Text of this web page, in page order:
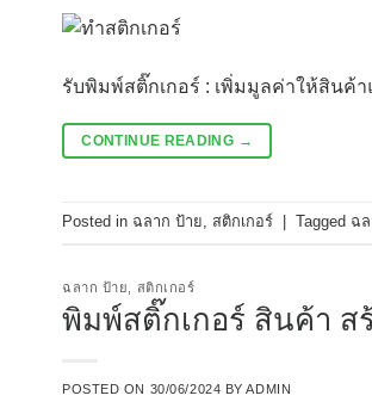
รับพิมพ์สติ๊กเกอร์ : เพิ่มมูลค่าให้สินค้า
CONTINUE READING →
Posted in ฉลาก ป้าย, สติกเกอร์ Tagged ฉ
ฉลาก ป้าย สติกเกอร์
พิมพ์สติ๊กเกอร์ สินค้า
POSTED ON 30/06/2024 BYADMIN